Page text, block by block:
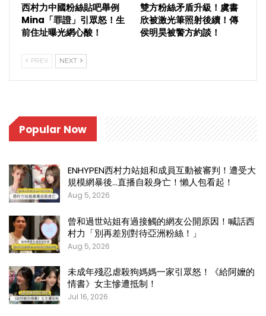
西村力中國粉絲貼吧舉例
Mina「罪證」引眾怒！生
前住址曝光網心酸！
雙方粉絲矛盾升級！虞書
欣被激光筆照射後續！傳
侯明昊被警方約談！
PREV NEXT
Popular Now
ENHYPEN西村力站姐和成員互動被審判！遭受大
規模網暴後…直播自殺身亡！懶人包看起！
Aug 5, 2026
曾和過世站姐有過接觸的網友公開原因！喊話西
村力「別再差別對待亞洲粉絲！」
Aug 5, 2026
未成年殘忍虐殺狗媽媽一家引眾怒！《給阿嬤的
情書》女主慘遭抵制！
Jul 16, 2026